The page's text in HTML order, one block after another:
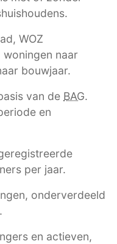
WOZ
naar
bouwjaar.
van de BAG.
en
per jaar.
onderverdeeld
en actieven,